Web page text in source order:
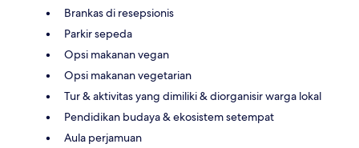
Brankas di resepsionis
Parkir sepeda
Opsi makanan vegan
Opsi makanan vegetarian
Tur & aktivitas yang dimiliki & diorganisir warga lokal
Pendidikan budaya & ekosistem setempat
Aula perjamuan